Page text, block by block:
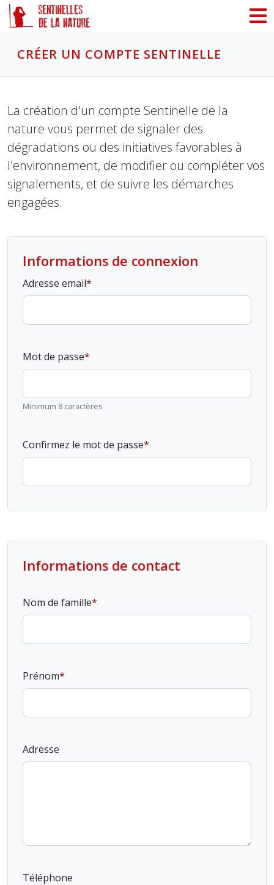
CRÉER UN COMPTE SENTINELLE
La création d'un compte Sentinelle de la
nature vous permet de signaler des
dégradations ou des initiatives favorables à
l'environnement, de modifier ou compléter vos
signalements, et de suivre les démarches
engagées.
Informations de connexion
Adresse email
Mot de passe
Minimum 8 caractères
Confirmez le mot de passe
Informations de contact
Nom de famille
Prénom
Adresse
Téléphone
Panneau de gestion des cookies